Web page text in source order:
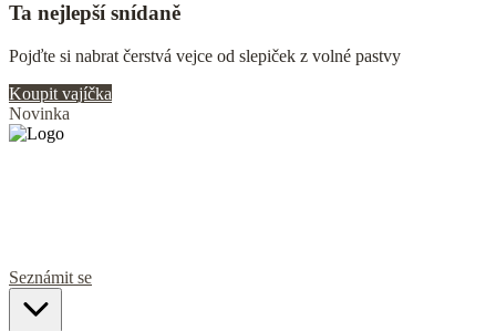
Ta nejlepší snídaně
Pojďte si nabrat čerstvá vejce od slepiček z volné pastvy
Koupit vajíčka
Novinka
Seznámit se